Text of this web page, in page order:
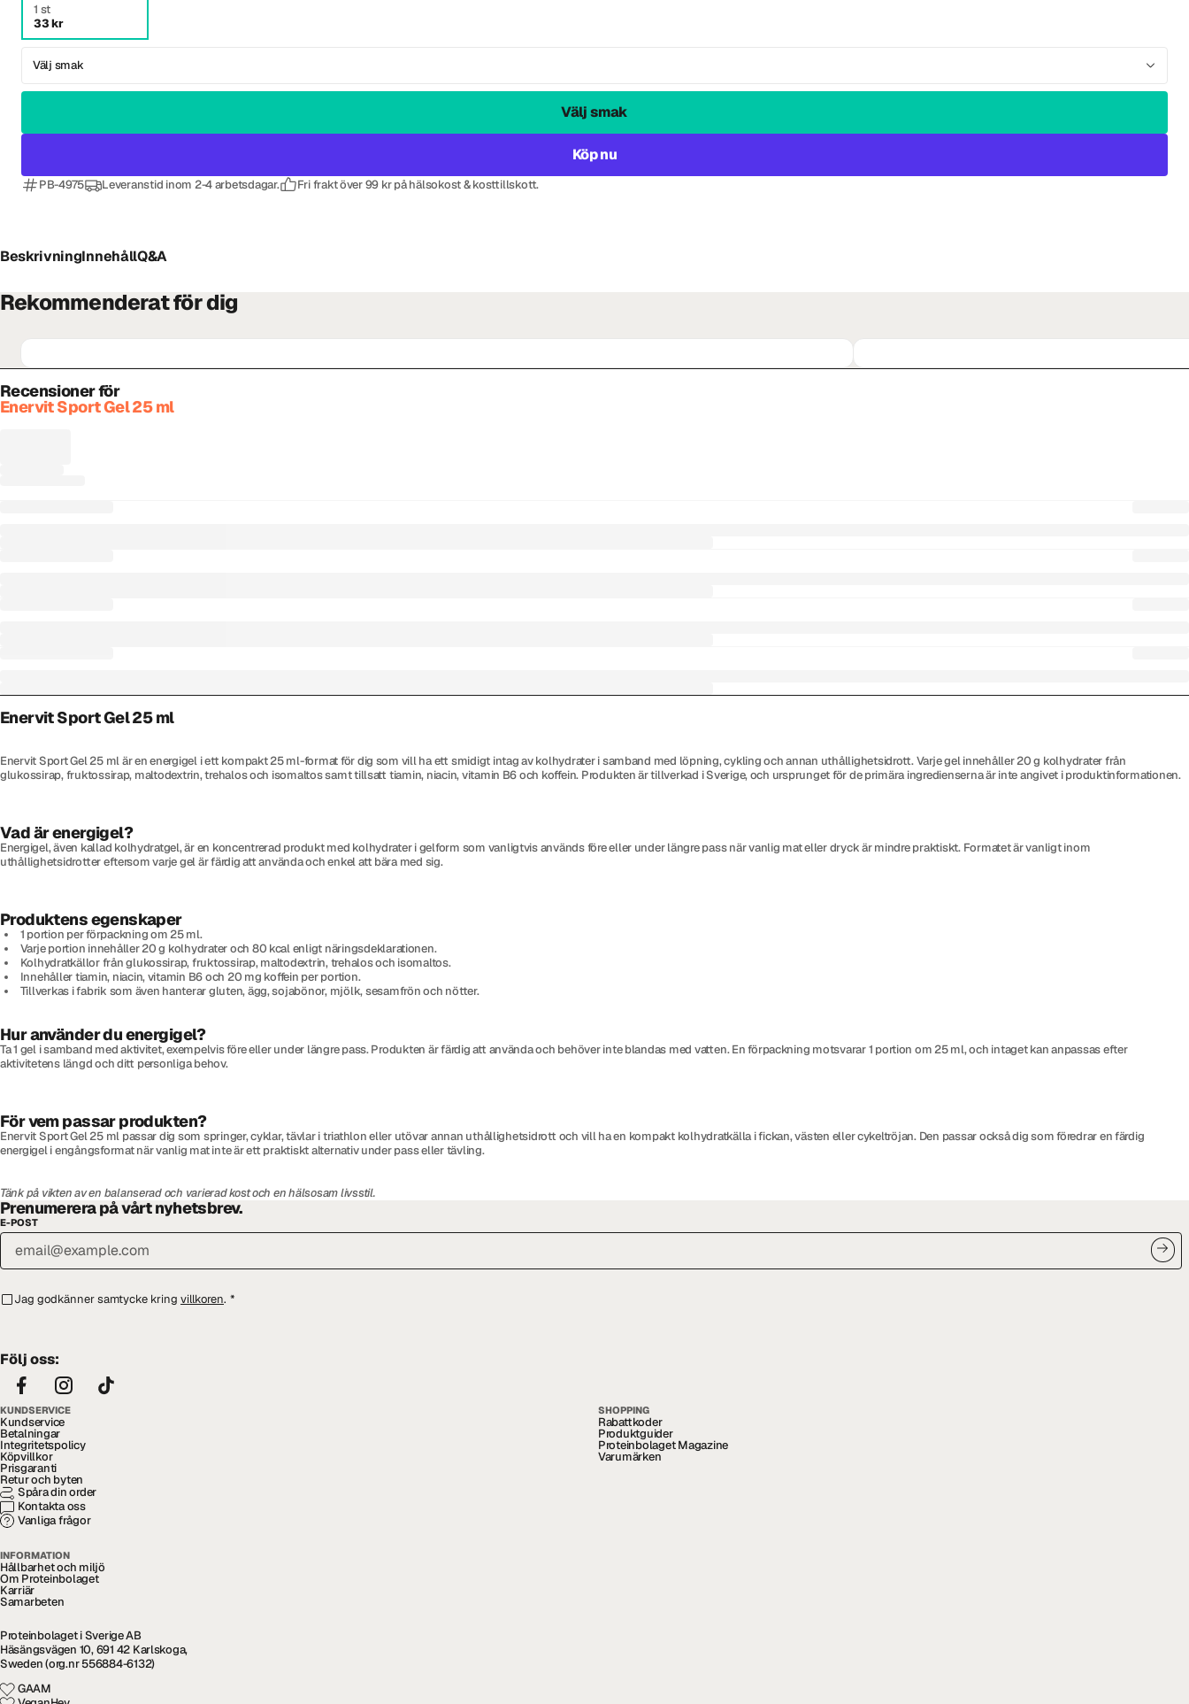
1 st
33 kr
Välj smak
Välj smak
Köp nu
PB-4975 Leveranstid inom 2-4 arbetsdagar. Fri frakt över 99 kr på hälsokost & kosttillskott.
BeskrivningInnehållQ&A
Rekommenderat för dig
Recensioner för
Enervit Sport Gel 25 ml
Enervit Sport Gel 25 ml
Enervit Sport Gel 25 ml är en energigel i ett kompakt 25 ml-format för dig som vill ha ett smidigt intag av kolhydrater i samband med löpning, cykling och annan uthållighetsidrott. Varje gel innehåller 20 g kolhydrater från
glukossirap, fruktossirap, maltodextrin, trehalos och isomaltos samt tillsatt tiamin, niacin, vitamin B6 och koffein. Produkten är tillverkad i Sverige, och ursprunget för de primära ingredienserna är inte angivet i produktinformationen.
Vad är energigel?
Energigel, även kallad kolhydratgel, är en koncentrerad produkt med kolhydrater i gelform som vanligtvis används före eller under längre pass när vanlig mat eller dryck är mindre praktiskt. Formatet är vanligt inom
uthållighetsidrotter eftersom varje gel är färdig att använda och enkel att bära med sig.
Produktens egenskaper
1 portion per förpackning om 25 ml.
Varje portion innehåller 20 g kolhydrater och 80 kcal enligt näringsdeklarationen.
Kolhydratkällor från glukossirap, fruktossirap, maltodextrin, trehalos och isomaltos.
Innehåller tiamin, niacin, vitamin B6 och 20 mg koffein per portion.
Tillverkas i fabrik som även hanterar gluten, ägg, sojabönor, mjölk, sesamfrön och nötter.
Hur använder du energigel?
Ta 1 gel i samband med aktivitet, exempelvis före eller under längre pass. Produkten är färdig att använda och behöver inte blandas med vatten. En förpackning motsvarar 1 portion om 25 ml, och intaget kan anpassas efter
aktivitetens längd och ditt personliga behov.
För vem passar produkten?
Enervit Sport Gel 25 ml passar dig som springer, cyklar, tävlar i triathlon eller utövar annan uthållighetsidrott och vill ha en kompakt kolhydratkälla i fickan, västen eller cykeltröjan. Den passar också dig som föredrar en färdig
energigel i engångsformat när vanlig mat inte är ett praktiskt alternativ under pass eller tävling.
Tänk på vikten av en balanserad och varierad kost och en hälsosam livsstil.
Prenumerera på vårt nyhetsbrev.
E-POST
Jag godkänner samtycke kring villkoren. *
Följ oss:
KUNDSERVICE
Kundservice
Betalningar
Integritetspolicy
Köpvillkor
Prisgaranti
Retur och byten
Spåra din order
Kontakta oss
Vanliga frågor
SHOPPING
Rabattkoder
Produktguider
Proteinbolaget Magazine
Varumärken
INFORMATION
Hållbarhet och miljö
Om Proteinbolaget
Karriär
Samarbeten
Proteinbolaget i Sverige AB
Häsängsvägen 10, 691 42 Karlskoga,
Sweden (org.nr 556884-6132)
GAAM